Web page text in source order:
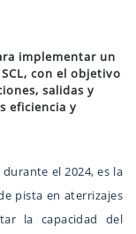
implementar un
con el objetivo
salidas y
eficiencia y
el 2024, es la
pista en aterrizajes
la capacidad del